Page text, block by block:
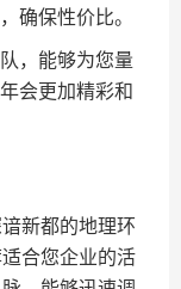
确保性价比。
，能够为您量
会更加精彩和
新都的地理环
合您企业的活